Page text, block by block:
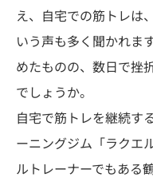
え、自宅での筋トレは
いう声も多く聞かれま
めたものの、数日で挫
でしょうか。
自宅で筋トレを継続す
ーニングジム「ラクエ
ルトレーナーでもある